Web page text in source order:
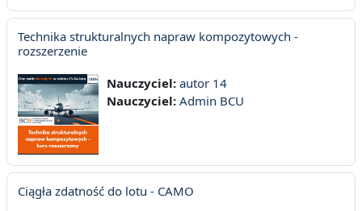
Technika strukturalnych napraw kompozytowych -
rozszerzenie
Nauczyciel: autor 14
Nauczyciel: Admin BCU
Ciągła zdatność do lotu - CAMO